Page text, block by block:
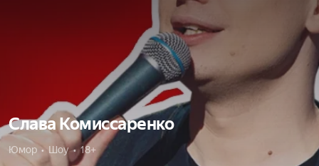
Слава Комиссаренко
Юмор  •  Шоу  •  18+